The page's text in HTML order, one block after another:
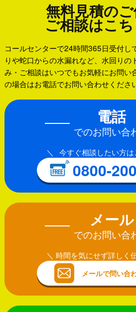
無料見積の
ご相談はこ
コールセンターで24時間365日受付し
りや蛇口からの水漏れなど、水回りの
み・ご相談はいつでもお気軽にお問い
の場合はお電話でお問い合わせください
電話
でのお問い合
今すぐ相談したい方は
0800-
メール
でのお問い合
時間を気にせず詳しく
メールで問い合